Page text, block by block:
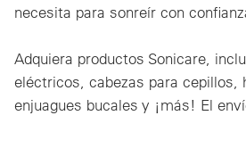
necesita para sonreír con
Adquiera productos Sonicare,
eléctricos, cabezas para cepillos,
enjuagues bucales y ¡más! El